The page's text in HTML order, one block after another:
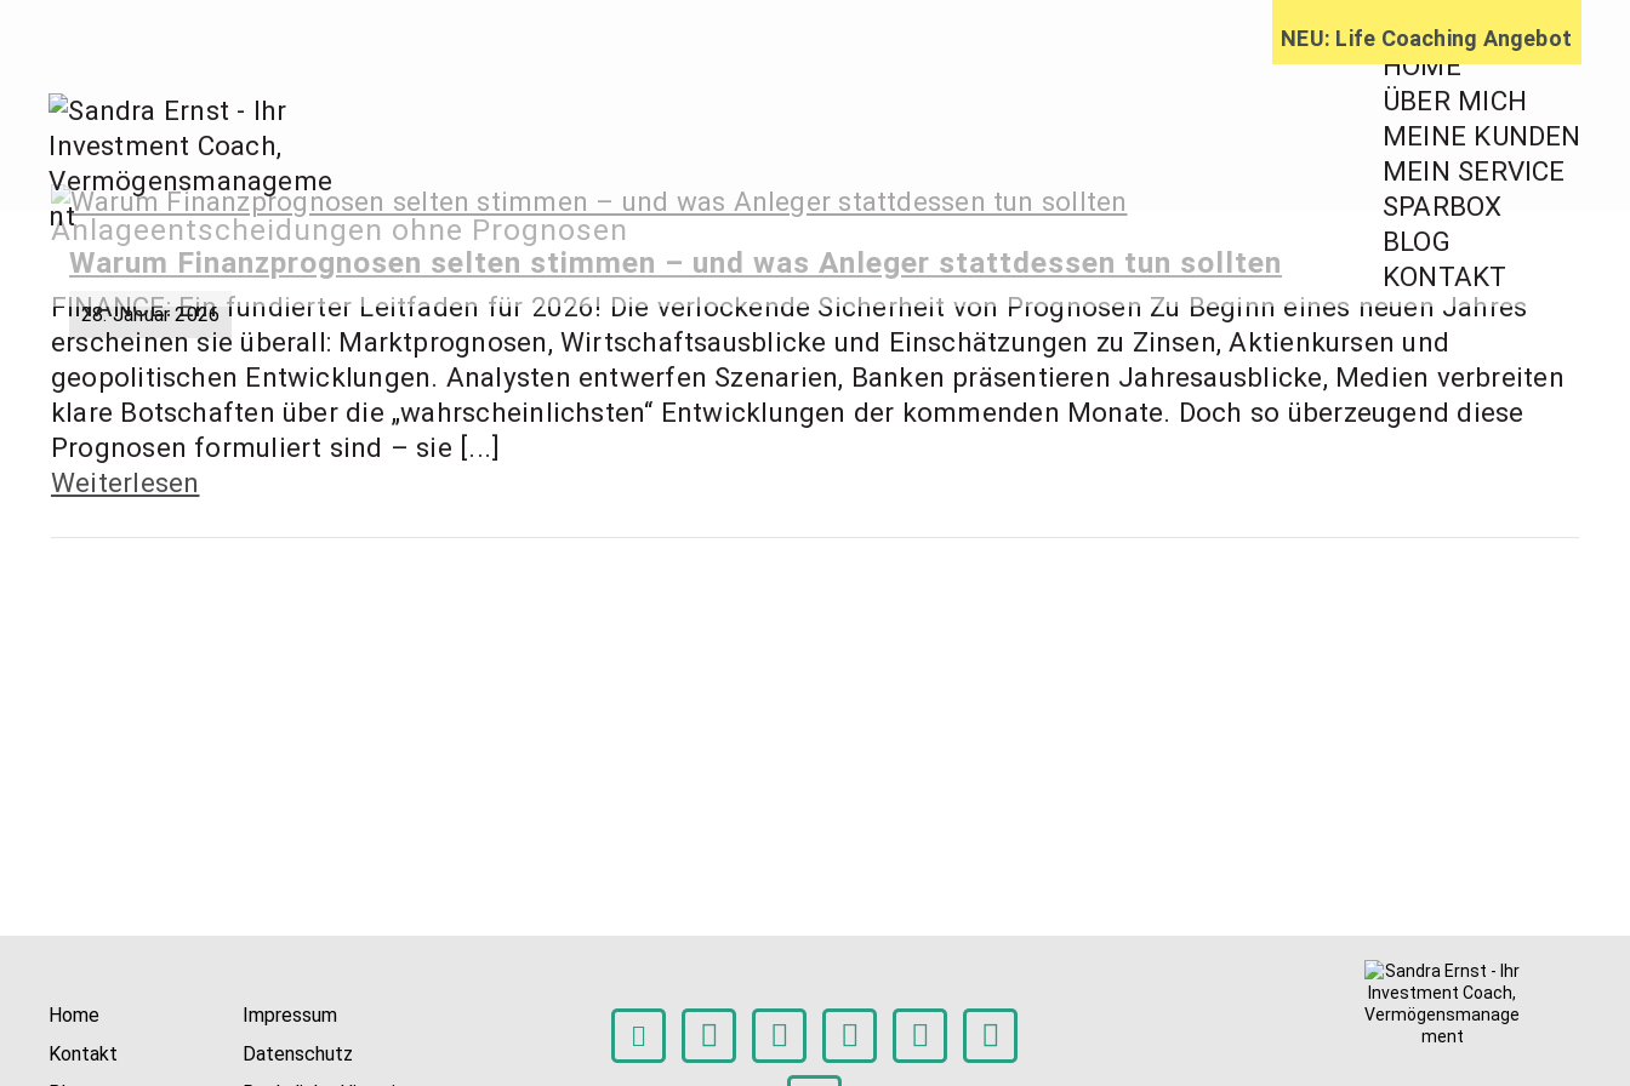
springen
NEU: Life Coaching Angebot
Sandra Ernst – Finanzberatung,
Investment Coach, Anlageberatung
HOME
ÜBER MICH
MEINE KUNDEN
MEIN SERVICE
SPARBOX
BLOG
KONTAKT
Anlageentscheidungen ohne Prognosen
Warum Finanzprognosen selten stimmen – und was Anleger stattdessen tun sollten
28. Januar 2026
FINANCE: Ein fundierter Leitfaden für 2026! Die verlockende Sicherheit von Prognosen Zu Beginn eines neuen Jahres
erscheinen sie überall: Marktprognosen, Wirtschaftsausblicke und Einschätzungen zu Zinsen, Aktienkursen und
geopolitischen Entwicklungen. Analysten entwerfen Szenarien, Banken präsentieren Jahresausblicke, Medien verbreiten
klare Botschaften über die „wahrscheinlichsten“ Entwicklungen der kommenden Monate. Doch so überzeugend diese
Prognosen formuliert sind – sie [...]
Weiterlesen
Home
Kontakt
Impressum
Datenschutz